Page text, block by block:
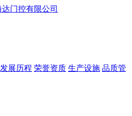
发展历程 荣誉资质 生产设施 品质管